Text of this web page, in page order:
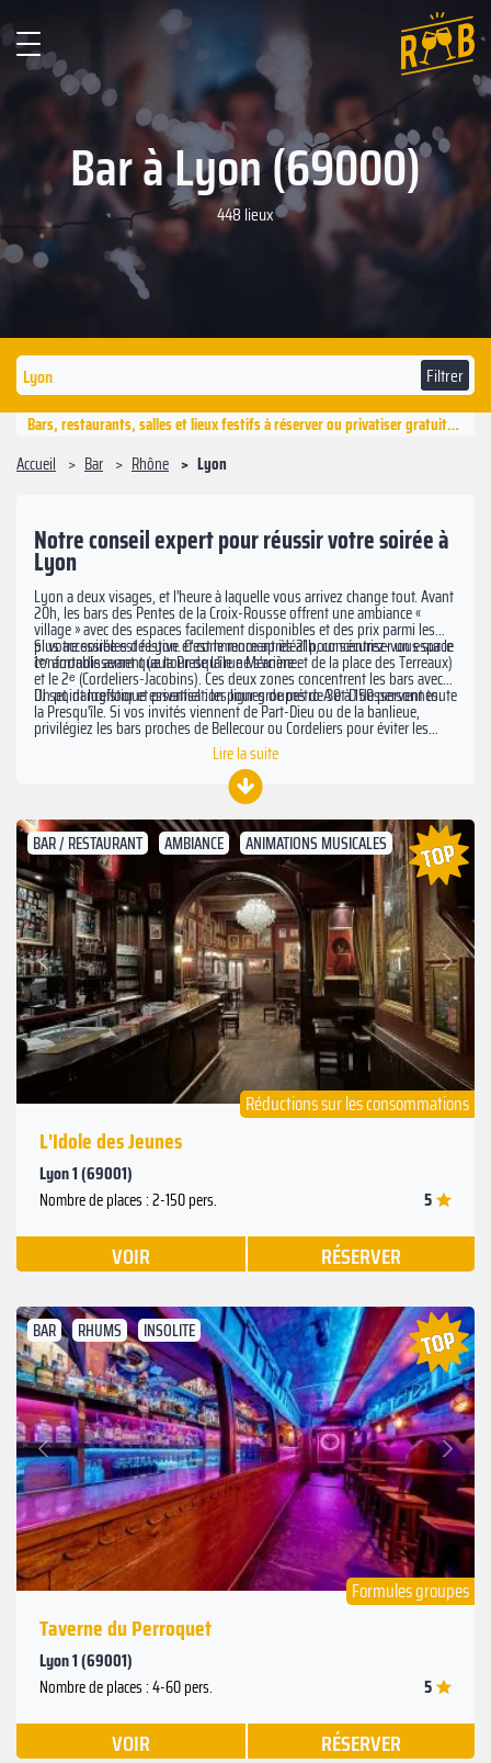
Bar à Lyon (69000)
448 lieux
Filtrer
Bars, restaurants, salles et lieux festifs à réserver ou privatiser gratuitement à Lyon
Accueil
Bar Rhône Lyon
Notre conseil expert pour réussir votre soirée à
Lyon
Lyon a deux visages, et l'heure à laquelle vous arrivez change tout. Avant
20h, les bars des Pentes de la Croix-Rousse offrent une ambiance «
village » avec des espaces facilement disponibles et des prix parmi les
plus accessibles de Lyon. C'est le moment idéal pour sécuriser un espace
confortable avant que la Presqu'île ne s'anime.
Si votre soirée est festive et commence après 21h, concentrez-vous sur le
1ᵉʳ arrondissement (autour de la rue Mercière et de la place des Terreaux)
et le 2ᵉ (Cordeliers-Jacobins). Ces deux zones concentrent les bars avec
DJ set, dancefloor et privatisation pour groupes de 30 à 150 personnes.
Un point logistique essentiel : les lignes de métro A et D desservent toute
la Presqu'île. Si vos invités viennent de Part-Dieu ou de la banlieue,
privilégiez les bars proches de Bellecour ou Cordeliers pour éviter les
correspondances tardives. Lire la suite
BAR / RESTAURANT AMBIANCE ANIMATIONS MUSICALES
Précédent
Suivant
Réductions sur les consommations
L'Idole des Jeunes
Lyon 1 (69001)
Nombre de places : 2-150 pers. 5
VOIR RÉSERVER
BAR RHUMS INSOLITE
Précédent
Suivant
Formules groupes
Taverne du Perroquet
Lyon 1 (69001)
Nombre de places : 4-60 pers. 5
VOIR RÉSERVER